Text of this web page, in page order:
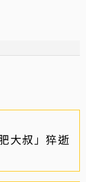
大叔」猝逝